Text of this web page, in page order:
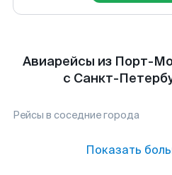
Авиарейсы из Порт-
с Санкт-
Рейсы в соседние города
Показать